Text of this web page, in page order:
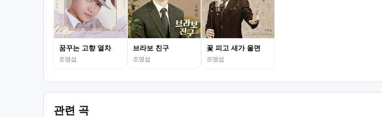
꿈꾸는 고향 열차
조명섭
브라보 친구
조명섭
꽃 피고 새가 울면
조명섭
관련 곡